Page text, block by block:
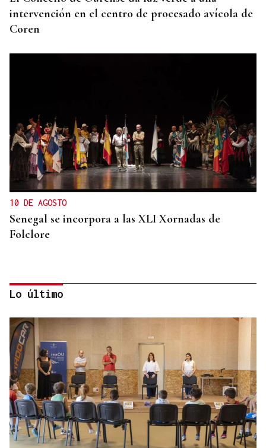
intervención en el centro de procesado avícola de
Coren
10 DE AGOSTO
Senegal se incorpora a las XLI Xornadas de
Folclore
ACCIDENTE DE TRÁFICO
Una mujer resulta herida tras colisionar un
autobús urbano y un coche en Ourense
Lo último